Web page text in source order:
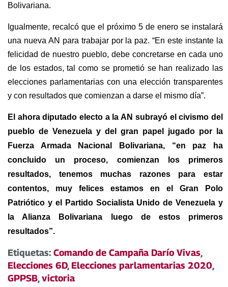
Bolivariana.
Igualmente, recalcó que el próximo 5 de enero se instalará
una nueva AN para trabajar por la paz. “En este instante la
felicidad de nuestro pueblo, debe concretarse en cada uno
de los estados, tal como se prometió se han realizado las
elecciones parlamentarias con una elección transparentes
y con resultados que comienzan a darse el mismo día”.
El ahora diputado electo a la AN subrayó el civismo del
pueblo de Venezuela y del gran papel jugado por la
Fuerza Armada Nacional Bolivariana, “en paz ha
concluido un proceso, comienzan los primeros
resultados, tenemos muchas razones para estar
contentos, muy felices estamos en el Gran Polo
Patriótico y el Partido Socialista Unido de Venezuela y
la Alianza Bolivariana luego de estos primeros
resultados”.
Etiquetas: Comando de Campaña Darío Vivas,
Elecciones 6D, Elecciones parlamentarias 2020,
GPPSB,victoria